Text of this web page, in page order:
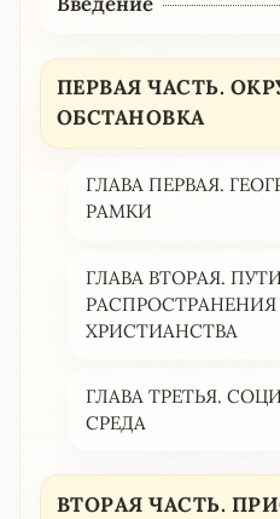
ПЕРВАЯ ЧАСТЬ.
ОБСТАНОВКА
ГЛАВА ПЕРВАЯ.
РАМКИ
ГЛАВА ВТОРАЯ.
РАСПРОСТРАНЕНИЯ
ХРИСТИАНСТВА
ГЛАВА ТРЕТЬЯ.
СРЕДА
ВТОРАЯ ЧАСТЬ.